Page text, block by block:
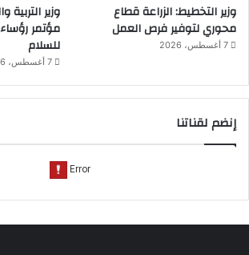
وزير التخطيط: الزراعة قطاع
محوري لتوفير فرص العمل
7 أغسطس، 2026
وزير
مؤتمر
للسلام
7 أغسطس، 2026
إنضم لقناتنا